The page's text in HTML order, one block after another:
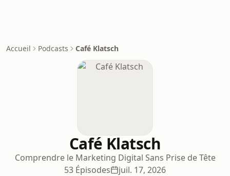
Accueil Podcasts Café Klatsch
Café Klatsch
Comprendre le Marketing Digital Sans Prise de Tête
53 Épisodes
juil. 17, 2026